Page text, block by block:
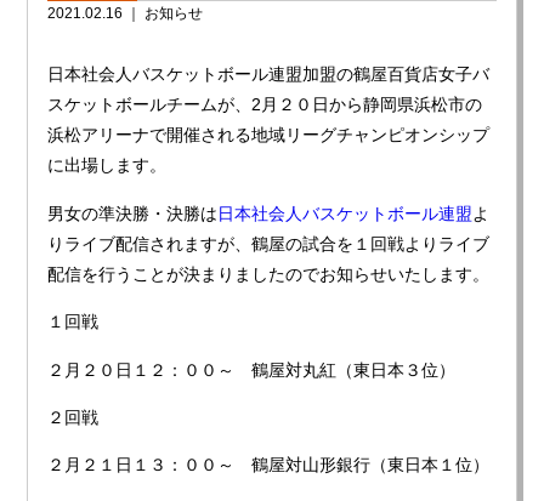
2021.02.16 ｜ お知らせ
日本社会人バスケットボール連盟加盟の鶴屋百貨店女子バ
スケットボールチームが、2月２０日から静岡県浜松市の
浜松アリーナで開催される地域リーグチャンピオンシップ
に出場します。
男女の準決勝・決勝は日本社会人バスケットボール連盟よ
りライブ配信されますが、鶴屋の試合を１回戦よりライブ
配信を行うことが決まりましたのでお知らせいたします。
１回戦
２月２０日１２：００～ 鶴屋対丸紅（東日本３位）
２回戦
２月２１日１３：００～ 鶴屋対山形銀行（東日本１位）